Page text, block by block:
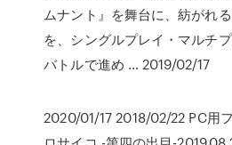
ムナント』を舞台に、紡がれ
を、シングルプレイ・マルチ
バトルで進め … 2019/02/17
2020/01/17 2018/02/22 PC用